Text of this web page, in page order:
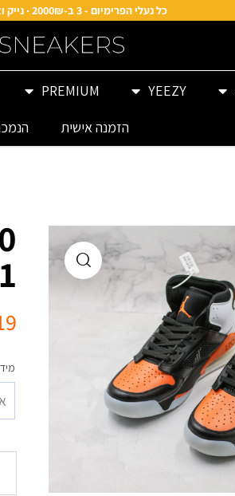
כל נעלי הפרימיום - 3 ב-2000₪ · נייק ואדידס - 3 ב-1200₪
YEEZY
PREMIUM
הזמנה אישית